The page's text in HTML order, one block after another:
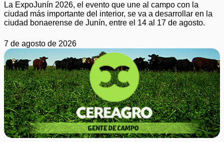
La ExpoJunín 2026, el evento que une al campo con la
ciudad más importante del interior, se va a desarrollar en la
ciudad bonaerense de Junín, entre el 14 al 17 de agosto.
7 de agosto de 2026